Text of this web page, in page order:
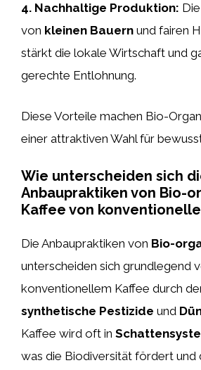
4. Nachhaltige Produktion:
von kleinen Bauern und fairen
stärkt die lokale Wirtschaft und
gerechte Entlohnung.
Diese Vorteile machen Bio-
einer attraktiven Wahl für
Wie unterscheiden sich
Anbaupraktiken von Bio-
Kaffee von
Die Anbaupraktiken von Bio-
unterscheiden sich grundlegend
konventionellem Kaffee durch
synthetische Pestizide und
Kaffee wird oft in
was die Biodiversität fördert und